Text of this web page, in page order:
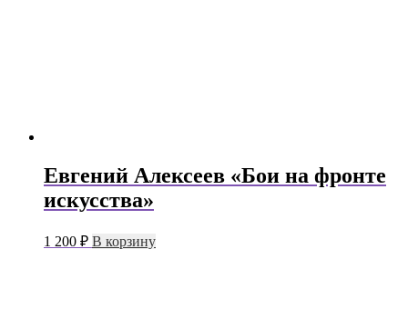
Евгений Алексеев «Бои на фронте
искусства»
1 200 ₽ В корзину